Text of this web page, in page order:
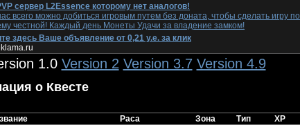
сервер L2Essence которому нет аналогов!
всего можно добиться игровым путем без доната, чтобы сделать игру по
честной! Каждый день Монеты Удачи за владение замком!
здесь Ваше объявление от 0,21 у.е. за клик
1.0 Version 2 Version 3.7 Version 4.9
о Квесте
Раса Зона Тип
XP